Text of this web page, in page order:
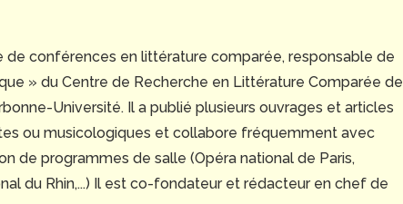
de conférences en littérature comparée, responsable de
» du Centre de Recherche en Littérature Comparée de
Université. Il a publié plusieurs ouvrages et articles
ou musicologiques et collabore fréquemment avec
de programmes de salle (Opéra national de Paris,
du Rhin,...) Il est co-fondateur et rédacteur en chef de